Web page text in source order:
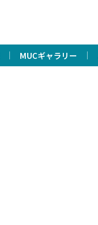
MUCギャラリー